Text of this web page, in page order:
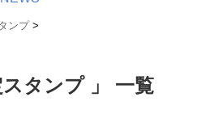
ンプ >
スタンプ 」 一覧